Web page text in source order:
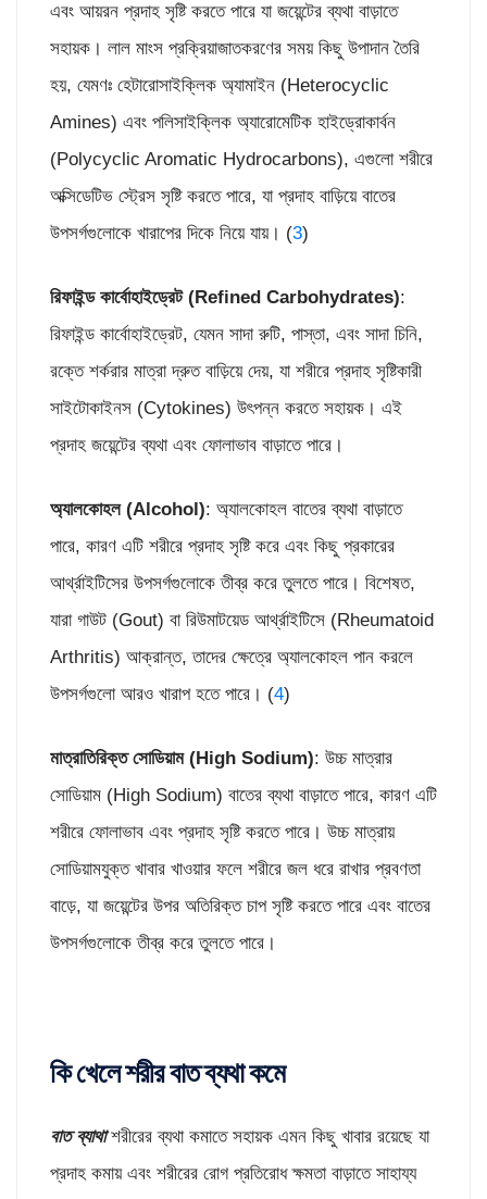
এবং আয়রন প্রদাহ সৃষ্টি করতে পারে যা জয়েন্টের ব্যথা বাড়াতে
সহায়ক। লাল মাংস প্রক্রিয়াজাতকরণের সময় কিছু উপাদান তৈরি
হয়, যেমণঃ হেটারোসাইক্লিক অ্যামাইন (Heterocyclic
Amines) এবং পলিসাইক্লিক অ্যারোমেটিক হাইড্রোকার্বন
(Polycyclic Aromatic Hydrocarbons), এগুলো শরীরে
অক্সিডেটিভ স্ট্রেস সৃষ্টি করতে পারে, যা প্রদাহ বাড়িয়ে বাতের
উপসর্গগুলোকে খারাপের দিকে নিয়ে যায়। (3)
রিফাইন্ড কার্বোহাইড্রেট (Refined Carbohydrates):
রিফাইন্ড কার্বোহাইড্রেট, যেমন সাদা রুটি, পাস্তা, এবং সাদা চিনি,
রক্তে শর্করার মাত্রা দ্রুত বাড়িয়ে দেয়, যা শরীরে প্রদাহ সৃষ্টিকারী
সাইটোকাইনস (Cytokines) উৎপন্ন করতে সহায়ক। এই
প্রদাহ জয়েন্টের ব্যথা এবং ফোলাভাব বাড়াতে পারে।
অ্যালকোহল (Alcohol): অ্যালকোহল বাতের ব্যথা বাড়াতে
পারে, কারণ এটি শরীরে প্রদাহ সৃষ্টি করে এবং কিছু প্রকারের
আর্থ্রাইটিসের উপসর্গগুলোকে তীব্র করে তুলতে পারে। বিশেষত,
যারা গাউট (Gout) বা রিউমাটয়েড আর্থ্রাইটিসে (Rheumatoid
Arthritis) আক্রান্ত, তাদের ক্ষেত্রে অ্যালকোহল পান করলে
উপসর্গগুলো আরও খারাপ হতে পারে। (4)
মাত্রাতিরিক্ত সোডিয়াম (High Sodium): উচ্চ মাত্রার
সোডিয়াম (High Sodium) বাতের ব্যথা বাড়াতে পারে, কারণ এটি
শরীরে ফোলাভাব এবং প্রদাহ সৃষ্টি করতে পারে। উচ্চ মাত্রায়
সোডিয়ামযুক্ত খাবার খাওয়ার ফলে শরীরে জল ধরে রাখার প্রবণতা
বাড়ে, যা জয়েন্টের উপর অতিরিক্ত চাপ সৃষ্টি করতে পারে এবং বাতের
উপসর্গগুলোকে তীব্র করে তুলতে পারে।
কি খেলে শরীর বাত ব্যথা কমে
বাত ব্যাথাশরীরের ব্যথা কমাতে সহায়ক এমন কিছু খাবার রয়েছে যা
প্রদাহ কমায় এবং শরীরের রোগ প্রতিরোধ ক্ষমতা বাড়াতে সাহায্য